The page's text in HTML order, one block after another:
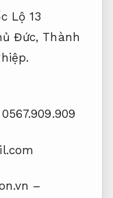
Lộ 13
Đức, Thành
–